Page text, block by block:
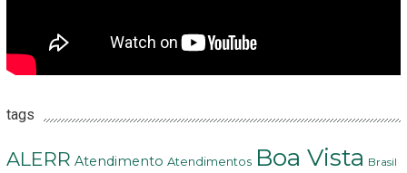
tags
ALERR Atendimento Atendimentos Boa Vista Brasil